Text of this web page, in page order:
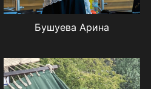
Бушуева Арина